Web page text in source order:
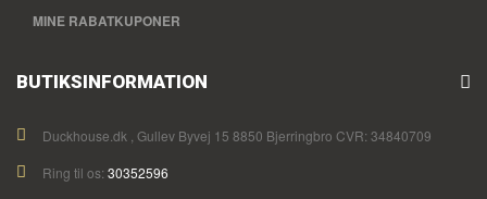
MINE RABATKUPONER
BUTIKSINFORMATION
Duckhouse.dk , Gullev Byvej 15 8850 Bjerringbro CVR: 34840709
Ring til os: 30352596